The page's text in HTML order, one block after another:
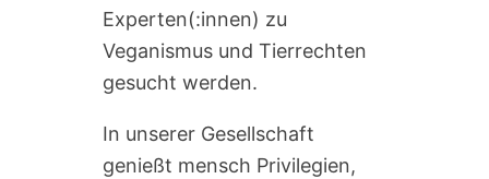
Experten(:innen) zu
Veganismus und Tierrechten
gesucht werden.
In unserer Gesellschaft
genießt mensch Privilegien,